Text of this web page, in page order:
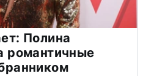
Полина
романтичные